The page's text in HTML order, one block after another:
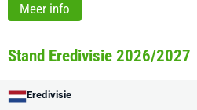
Meer info
Stand Eredivisie 2026/2027
Eredivisie